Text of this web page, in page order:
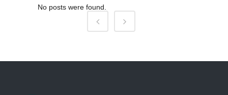
No posts were found.